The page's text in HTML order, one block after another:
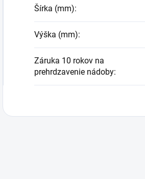
Šírka (mm):
Výška (mm):
Záruka 10 rokov na
prehrdzavenie nádoby: